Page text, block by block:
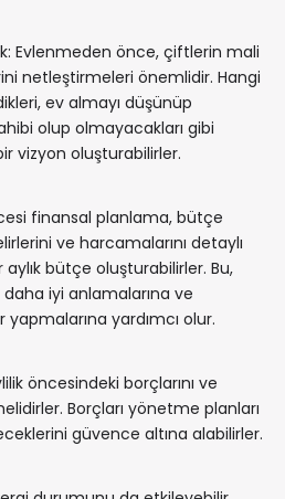
Evlenmeden önce, çiftlerin mali
netleştirmeleri önemlidir. Hangi
ev almayı düşünüp
olup olmayacakları gibi
vizyon oluşturabilirler.
finansal planlama, bütçe
ve harcamalarını detaylı
bütçe oluşturabilirler. Bu,
iyi anlamalarına ve
yardımcı olur.
öncesindeki borçlarını ve
Borçları yönetme planları
güvence altına alabilirler.